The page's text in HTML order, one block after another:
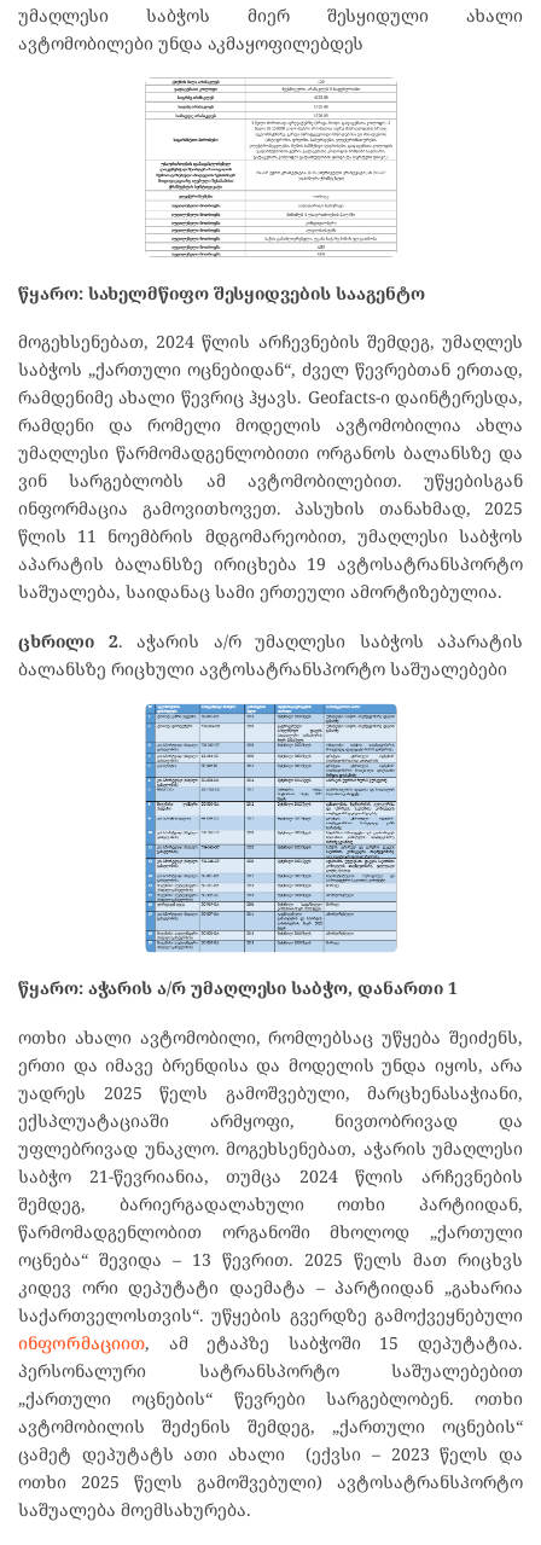
უმაღლესი საბჭოს მიერ შესყიდული ახალი
ავტომობილები უნდა აკმაყოფილებდეს
წყარო: სახელმწიფო შესყიდვების სააგენტო
მოგეხსენებათ, 2024 წლის არჩევნების შემდეგ, უმაღლეს
საბჭოს „ქართული ოცნებიდან“, ძველ წევრებთან ერთად,
რამდენიმე ახალი წევრიც ჰყავს. Geofacts-ი დაინტერესდა,
რამდენი და რომელი მოდელის ავტომობილია ახლა
უმაღლესი წარმომადგენლობითი ორგანოს ბალანსზე და
ვინ სარგებლობს ამ ავტომობილებით. უწყებისგან
ინფორმაცია გამოვითხოვეთ. პასუხის თანახმად, 2025
წლის 11 ნოემბრის მდგომარეობით, უმაღლესი საბჭოს
აპარატის ბალანსზე ირიცხება 19 ავტოსატრანსპორტო
საშუალება, საიდანაც სამი ერთეული ამორტიზებულია.
ცხრილი 2. აჭარის ა/რ უმაღლესი საბჭოს აპარატის
ბალანსზე რიცხული ავტოსატრანსპორტო საშუალებები
წყარო: აჭარის ა/რ უმაღლესი საბჭო, დანართი 1
ოთხი ახალი ავტომობილი, რომლებსაც უწყება შეიძენს,
ერთი და იმავე ბრენდისა და მოდელის უნდა იყოს, არა
უადრეს 2025 წელს გამოშვებული, მარცხენასაჭიანი,
ექსპლუატაციაში არმყოფი, ნივთობრივად და
უფლებრივად უნაკლო. მოგეხსენებათ, აჭარის უმაღლესი
საბჭო 21-წევრიანია, თუმცა 2024 წლის არჩევნების
შემდეგ, ბარიერგადალახული ოთხი პარტიიდან,
წარმომადგენლობით ორგანოში მხოლოდ „ქართული
ოცნება“ შევიდა – 13 წევრით. 2025 წელს მათ რიცხვს
კიდევ ორი დეპუტატი დაემატა – პარტიიდან „გახარია
საქართველოსთვის“. უწყების გვერდზე გამოქვეყნებული
ინფორმაციით, ამ ეტაპზე საბჭოში 15 დეპუტატია.
პერსონალური სატრანსპორტო საშუალებებით
„ქართული ოცნების“ წევრები სარგებლობენ. ოთხი
ავტომობილის შეძენის შემდეგ, „ქართული ოცნების“
ცამეტ დეპუტატს ათი ახალი (ექვსი – 2023 წელს და
ოთხი 2025 წელს გამოშვებული) ავტოსატრანსპორტო
საშუალება მოემსახურება.